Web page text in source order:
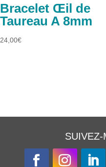
Bracelet Œil de
Taureau A 8mm
24,00€
SUIVEZ-